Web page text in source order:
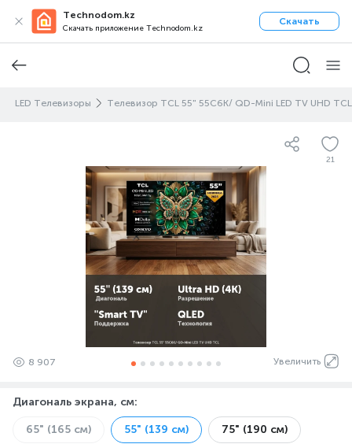
Technodom.kz
Скачать приложение Technodom.kz
Скачать
LED Телевизоры Телевизор TCL 55" 55C6K/ QD-Mini LED TV UHD TCL
21
Увеличить
8 907
Диагональ экрана, см:
65" (165 см) 55" (139 см) 75" (190 см)